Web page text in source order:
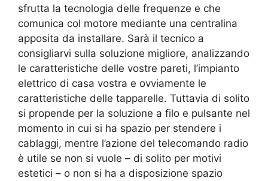
sfrutta la tecnologia delle frequenze e che
comunica col motore mediante una centralina
apposita da installare. Sarà il tecnico a
consigliarvi sulla soluzione migliore, analizzando
le caratteristiche delle vostre pareti, l’impianto
elettrico di casa vostra e ovviamente le
caratteristiche delle tapparelle. Tuttavia di solito
si propende per la soluzione a filo e pulsante nel
momento in cui si ha spazio per stendere i
cablaggi, mentre l’azione del telecomando radio
è utile se non si vuole – di solito per motivi
estetici – o non si ha a disposizione spazio